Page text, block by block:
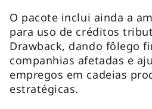
O pacote inclui ainda a
para uso de créditos
Drawback, dando fôlego
companhias afetadas e
empregos em cadeias
estratégicas.